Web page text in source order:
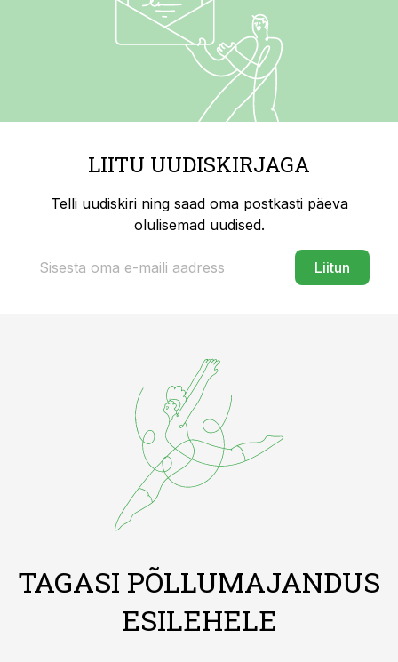
LIITU UUDISKIRJAGA
Telli uudiskiri ning saad oma postkasti päeva
olulisemad uudised.
Liitun
TAGASI PÕLLUMAJANDUS
ESILEHELE